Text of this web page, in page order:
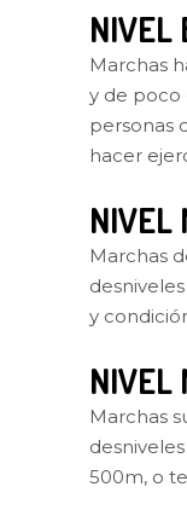
NIVEL
Marchas
y de poco
personas
hacer
NIVEL
Marchas
y
NIVEL
Marchas
500m, o